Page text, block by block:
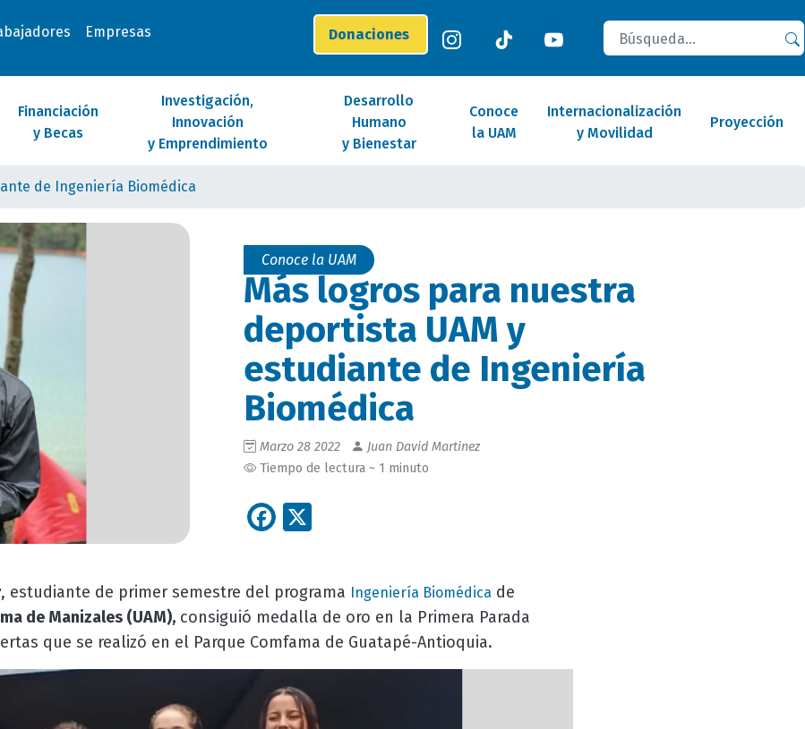
Empresas Donaciones
Buscar
Financiación
y Becas
Investigación,
Innovación
y Emprendimiento
Desarrollo
Humano
y Bienestar
Conoce
la UAM
Internacionalización
y Movilidad
Proyección
de Ingeniería Biomédica
Conoce la UAM
Más logros para nuestra
deportista UAM y
estudiante de Ingeniería
Biomédica
Marzo 28 2022
Juan David Martinez
Tiempo de lectura ~ 1 minuto
Facebook
, estudiante de primer semestre del programa Ingeniería Biomédicade
de Manizales (UAM),consiguió medalla de oro en la Primera Parada
que se realizó en el Parque Comfama de Guatapé-Antioquia.